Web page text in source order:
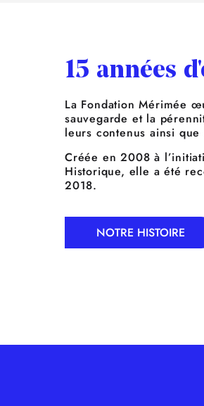
15 années
La Fondation Mérimée
sauvegarde et la
leurs contenus ainsi
Créée en 2008 à
Historique, elle a été
2018.
NOTRE HISTOIRE